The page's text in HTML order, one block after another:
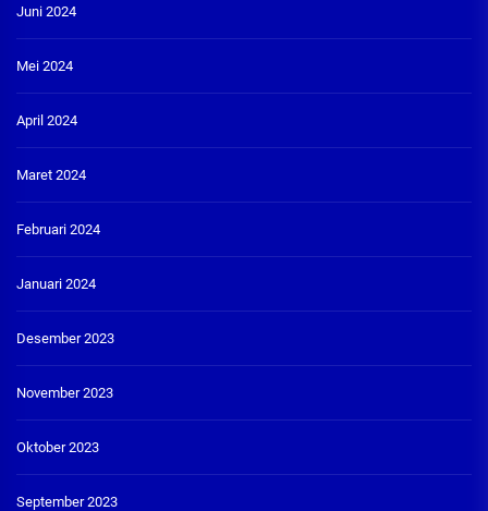
Juni 2024
Mei 2024
April 2024
Maret 2024
Februari 2024
Januari 2024
Desember 2023
November 2023
Oktober 2023
September 2023